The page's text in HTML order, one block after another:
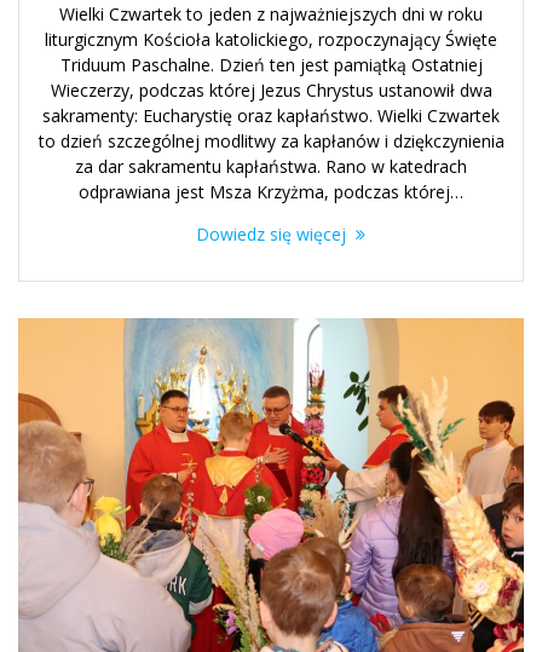
Wielki Czwartek to jeden z najważniejszych dni w roku
liturgicznym Kościoła katolickiego, rozpoczynający Święte
Triduum Paschalne. Dzień ten jest pamiątką Ostatniej
Wieczerzy, podczas której Jezus Chrystus ustanowił dwa
sakramenty: Eucharystię oraz kapłaństwo. Wielki Czwartek
to dzień szczególnej modlitwy za kapłanów i dziękczynienia
za dar sakramentu kapłaństwa. Rano w katedrach
odprawiana jest Msza Krzyżma, podczas której…
Dowiedz się więcej